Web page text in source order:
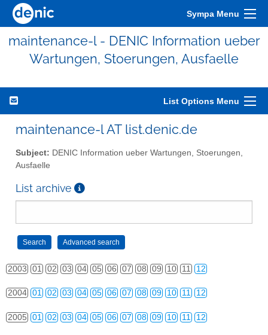
Sympa Menu
maintenance-l - DENIC Information ueber
Wartungen, Stoerungen, Ausfaelle
List Options Menu
maintenance-l AT list.denic.de
Subject: DENIC Information ueber Wartungen, Stoerungen,
Ausfaelle
List archive
2003 01 02 03 04 05 06 07 08 09 10 11 12
2004 01 02 03 04 05 06 07 08 09 10 11 12
2005 01 02 03 04 05 06 07 08 09 10 11 12